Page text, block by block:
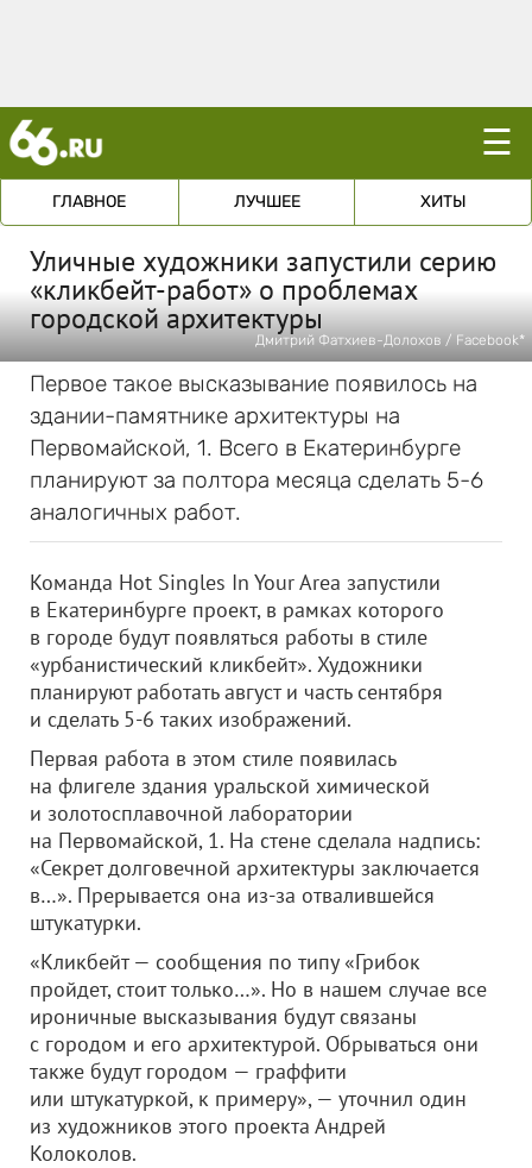
☰
ГЛАВНОЕ ЛУЧШЕЕ ХИТЫ
Уличные художники запустили серию
«кликбейт-работ» о проблемах
городской архитектуры
Дмитрий Фатхиев-Долохов / Facebook*
Первое такое высказывание появилось на
здании-памятнике архитектуры на
Первомайской, 1. Всего в Екатеринбурге
планируют за полтора месяца сделать 5-6
аналогичных работ.
Команда Hot Singles In Your Area запустили
в Екатеринбурге проект, в рамках которого
в городе будут появляться работы в стиле
«урбанистический кликбейт». Художники
планируют работать август и часть сентября
и сделать 5-6 таких изображений.
Первая работа в этом стиле появилась
на флигеле здания уральской химической
и золотосплавочной лаборатории
на Первомайской, 1. На стене сделала надпись:
«Секрет долговечной архитектуры заключается
в…». Прерывается она из-за отвалившейся
штукатурки.
«Кликбейт — сообщения по типу «Грибок
пройдет, стоит только…». Но в нашем случае все
ироничные высказывания будут связаны
с городом и его архитектурой. Обрываться они
также будут городом — граффити
или штукатуркой, к примеру», — уточнил один
из художников этого проекта Андрей
Колоколов.